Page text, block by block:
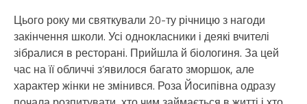
Цього року ми святкували 20-ту річницю з нагоди
закінчення школи. Усі однокласники і деякі вчителі
зібралися в ресторані. Прийшла й біологиня. За цей
час на її обличчі з’явилося багато зморшок, але
характер жінки не змінився. Роза Йосипівна одразу